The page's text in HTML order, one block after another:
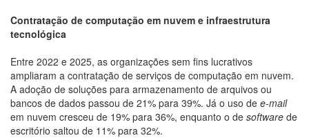
Contratação de computação em nuvem e infraestrutura
tecnológica
Entre 2022 e 2025, as organizações sem fins lucrativos
ampliaram a contratação de serviços de computação em nuvem.
A adoção de soluções para armazenamento de arquivos ou
bancos de dados passou de 21% para 39%. Já o uso de e-mail
em nuvem cresceu de 19% para 36%, enquanto o de software de
escritório saltou de 11% para 32%.